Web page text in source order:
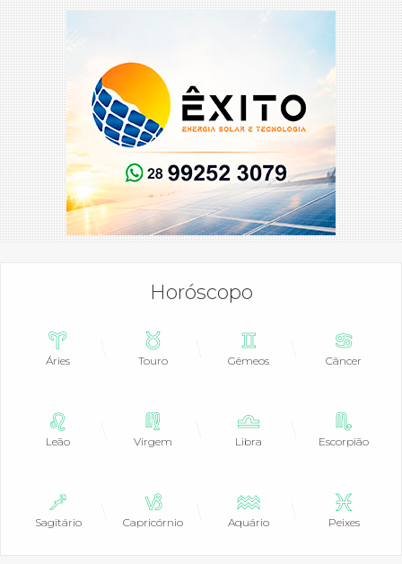
Horóscopo
Áries Touro Gêmeos Câncer
Leão Virgem Libra Escorpião
Sagitário Capricórnio Aquário Peixes